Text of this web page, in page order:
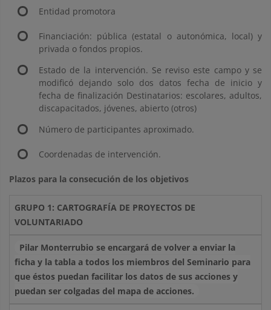
Entidad promotora
Financiación: pública (estatal o autonómica, local) y
privada o fondos propios.
Estado de la intervención. Se reviso este campo y se
modificó dejando solo dos datos fecha de inicio y
fecha de finalización Destinatarios: escolares, adultos,
discapacitados, jóvenes, abierto (otros)
Número de participantes aproximado.
Coordenadas de intervención.
Plazos para la consecución de los objetivos
GRUPO 1: CARTOGRAFÍA DE PROYECTOS DE
VOLUNTARIADO
Pilar Monterrubio se encargará de volver a enviar la
ficha y la tabla a todos los miembros del Seminario para
que éstos puedan facilitar los datos de sus acciones y
puedan ser colgadas del mapa de acciones.